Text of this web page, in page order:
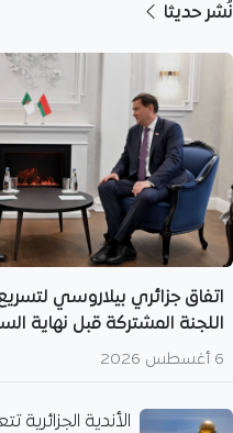
نُشر حديثا
اتفاق جزائري بيلاروسي
اللجنة المشتركة قبل نهاية
6 أغسطس 2026
الأندية